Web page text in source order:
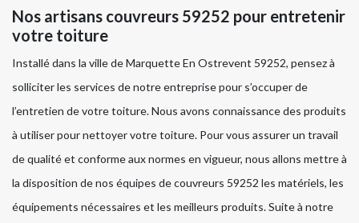
Nos artisans couvreurs 59252 pour entretenir
votre toiture
Installé dans la ville de Marquette En Ostrevent 59252, pensez à
solliciter les services de notre entreprise pour s’occuper de
l’entretien de votre toiture. Nous avons connaissance des produits
à utiliser pour nettoyer votre toiture. Pour vous assurer un travail
de qualité et conforme aux normes en vigueur, nous allons mettre à
la disposition de nos équipes de couvreurs 59252 les matériels, les
équipements nécessaires et les meilleurs produits. Suite à notre